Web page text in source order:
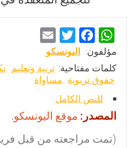
W
h
at
s
A
p
F
a
ce
b
o
o
k
T
wi
tt
er
ai
l
مؤلفون: اليونسكو
كلمات مفتاحية: تربية وتعليم
حقوق تربوية مساواة
للنص الكامل
المصدر: موقع اليونسكو.
(تمت مراجعته من قبل